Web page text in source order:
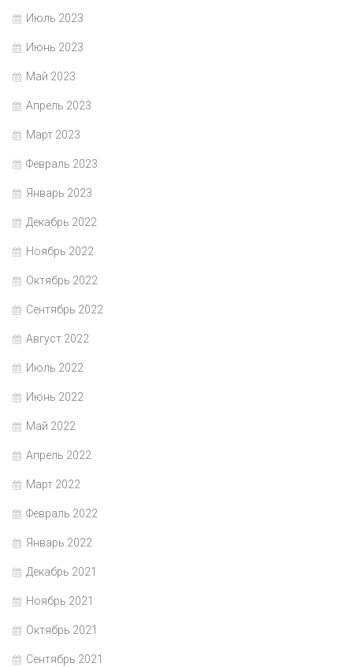
Июль 2023
Июнь 2023
Май 2023
Апрель 2023
Март 2023
Февраль 2023
Январь 2023
Декабрь 2022
Ноябрь 2022
Октябрь 2022
Сентябрь 2022
Август 2022
Июль 2022
Июнь 2022
Май 2022
Апрель 2022
Март 2022
Февраль 2022
Январь 2022
Декабрь 2021
Ноябрь 2021
Октябрь 2021
Сентябрь 2021